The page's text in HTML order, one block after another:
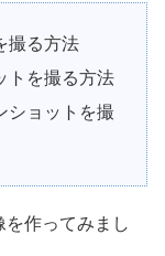
撮る方法
トを撮る方法
ショットを撮
作ってみまし